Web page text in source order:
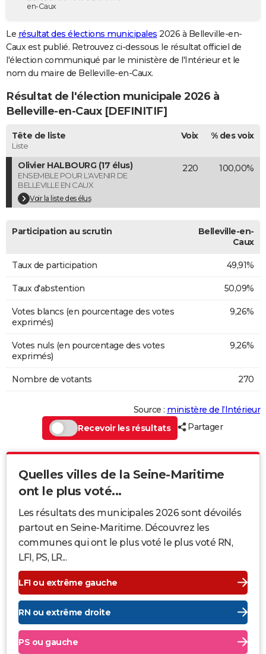
Destinations
City break
Voyage nature
Voyage de noces
Forum
GUIDES D'ACHAT
BONS PLANS
Carte de Noël
Carte Bonne année
Carte Saint-Valentin
Carte Pâques
Carte d'anniversaire
DICTIONNAIRE
Dictionnaire
Biographies
Citations
Expressions
Proverbes
PROGRAMME TV
COPAINS D'AVANT
S'inscrire
Se connecter
Lycées
Collèges
Primaires
Universités
Entreprises
Service militaire
Avis de recherche
AVIS DE DÉCÈS
FORUM
Bricolage
Lifestyle
Culture
Sport
Auto
Television
Voyage
Cinema
en-Caux
Le résultat des élections municipales 2026 à Belleville-en-
Caux est publié. Retrouvez ci-dessous le résultat officiel de
l'élection communiqué par le ministère de l'Intérieur et le
nom du maire de Belleville-en-Caux.
Résultat de l'élection municipale 2026 à
Belleville-en-Caux [DEFINITIF]
Tête de liste
Liste
Voix % des voix
Olivier HALBOURG (17 élus)
ENSEMBLE POUR L'AVENIR DE
BELLEVILLE EN CAUX
Voir la liste des élus
220 100,00%
Participation au scrutin
Belleville-en-
Caux
Taux de participation 49,91%
Taux d'abstention 50,09%
Votes blancs (en pourcentage des votes
exprimés)
9,26%
Votes nuls (en pourcentage des votes
exprimés)
9,26%
Nombre de votants 270
Source : ministère de l’Intérieur
Recevoir les résultats
Partager
Quelles villes de la Seine-Maritime
ont le plus voté...
Les résultats des municipales 2026 sont dévoilés
partout en Seine-Maritime. Découvrez les
communes qui ont le plus voté le plus voté RN,
LFI, PS, LR...
LFI ou extrême gauche
RN ou extrême droite
PS ou gauche